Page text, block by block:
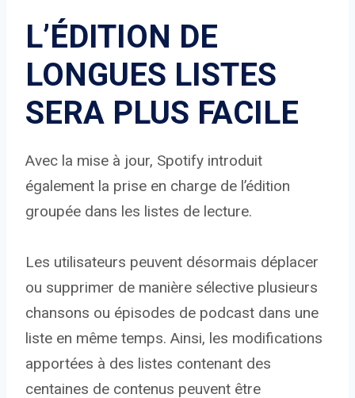
L’ÉDITION DE
LONGUES LISTES
SERA PLUS FACILE
Avec la mise à jour, Spotify introduit
également la prise en charge de l’édition
groupée dans les listes de lecture.
Les utilisateurs peuvent désormais déplacer
ou supprimer de manière sélective plusieurs
chansons ou épisodes de podcast dans une
liste en même temps. Ainsi, les modifications
apportées à des listes contenant des
centaines de contenus peuvent être